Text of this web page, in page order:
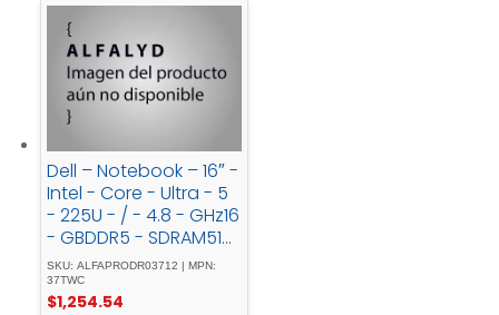
Dell – Notebook – 16″ -
Intel - Core - Ultra - 5
- 225U - / - 4.8 - GHz16
- GBDDR5 - SDRAM512
- GB - SSDIntegrated -
graphics
SKU: ALFAPRODR03712 | MPN:
37TWC
$1,254.54